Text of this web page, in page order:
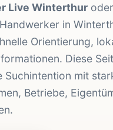
Live Winterthur
in
Orientierung,
Diese
Suchintention mit
Betriebe,